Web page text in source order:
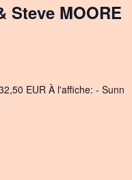
Steve MOORE
EUR À l'affiche: - Sunn